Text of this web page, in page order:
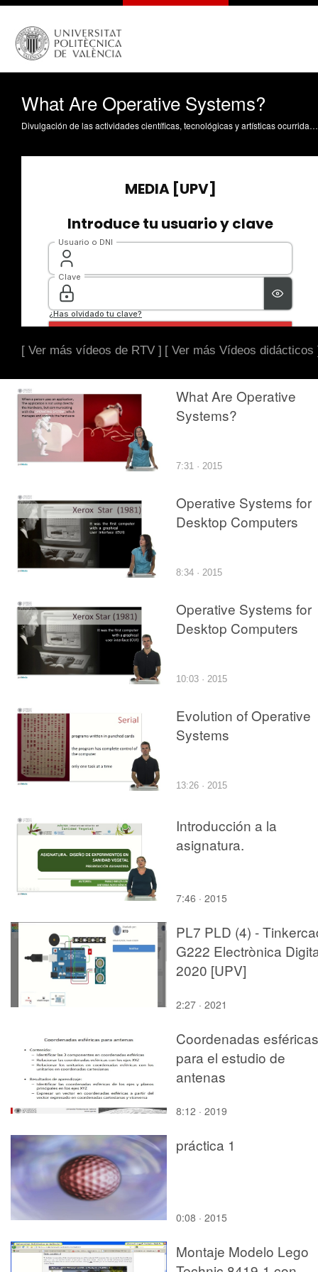
What Are Operative Systems?
Divulgación de las actividades científicas, tecnológicas y artísticas ocurridas en los tres campus de la UPV
[ Ver más vídeos de RTV ] [ Ver más Vídeos didácticos
What Are Operative
Systems?
7:31 · 2015
Operative Systems for
Desktop Computers
8:34 · 2015
Operative Systems for
Desktop Computers
10:03 · 2015
Evolution of Operative
Systems
13:26 · 2015
Introducción a la
asignatura.
7:46 · 2015
PL7 PLD (4) -
G222 Electrònica
2020 [UPV]
2:27 · 2021
Coordenadas esféricas
para el estudio de
antenas
8:12 · 2019
práctica 1
0:08 · 2015
Montaje Modelo Lego